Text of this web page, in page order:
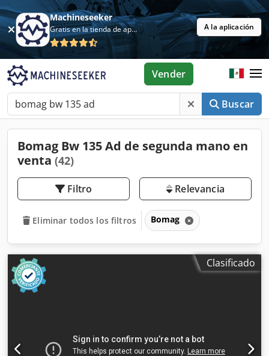
Machineseeker
Gratis en la tienda de aplicaciones A la aplicación
Buscar
Vender
Bomag Bw 135 Ad de segunda mano en
venta (42)
Filtro Relevancia
Eliminar todos los filtros Bomag
Clasificado